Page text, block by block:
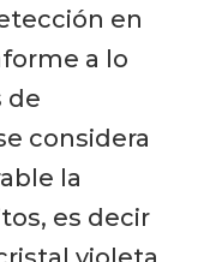
en
a lo
de
considera
la
es decir